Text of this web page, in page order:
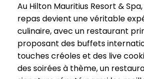
Au Hilton Mauritius Resort &
repas devient une véritable
culinaire, avec un restaurant
proposant des buffets
touches créoles et des live
des soirées à thème, un